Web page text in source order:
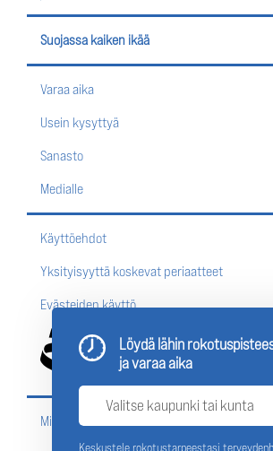
Löydä lähin
ja varaa aika
Keskustele rokotustarpeestasi
Suojassa kaiken ikää
Varaa aika
Usein kysyttyä
Sanasto
Medialle
Käyttöehdot
Yksityisyyttä koskevat periaatteet
Evästeiden käyttö
Missä rokottautua?